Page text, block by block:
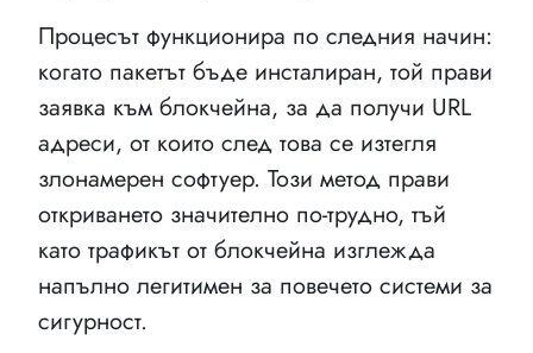
Процесът функционира по следния начин:
когато пакетът бъде инсталиран, той прави
заявка към блокчейна, за да получи URL
адреси, от които след това се изтегля
злонамерен софтуер. Този метод прави
откриването значително по-трудно, тъй
като трафикът от блокчейна изглежда
напълно легитимен за повечето системи за
сигурност.